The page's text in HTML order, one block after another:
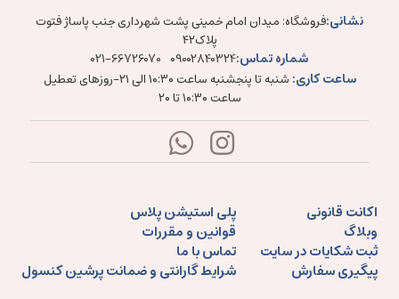
نشانی:فروشگاه: میدان امام خمینی پشت شهرداری جنب پاساژ فتوت
پلاک۴۲
شماره تماس:09002840324
021-66726070
ساعت کاری:
شنبه تا پنجشنبه ساعت ۱۰:۳۰ الی ۲۱-روزهای تعطیل
ساعت ۱۰:۳۰ تا ۲۰
اکانت قانونی
پلی استیشن پلاس
وبلاگ
قوانین و مقررات
ثبت شکایات در سایت
تماس با ما
پیگیری سفارش
شرایط گارانتی و ضمانت پرشین کنسول